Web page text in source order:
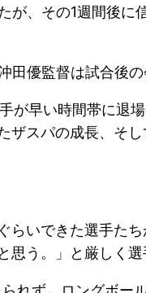
が、その1週間後
優監督は試合後
早い時間帯に退
スパの成長、そ
いできた選手た
う。」と厳しく選